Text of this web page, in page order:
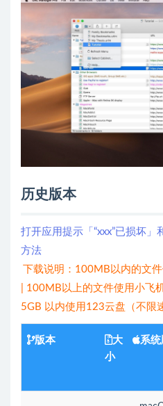
历史版本
打开应用提示「“xxx”已损坏」
方法
下载说明：100MB以内的文
| 100MB以上的文件使用小飞
5GB 以内使用123云盘（不限
版本
大
小
系